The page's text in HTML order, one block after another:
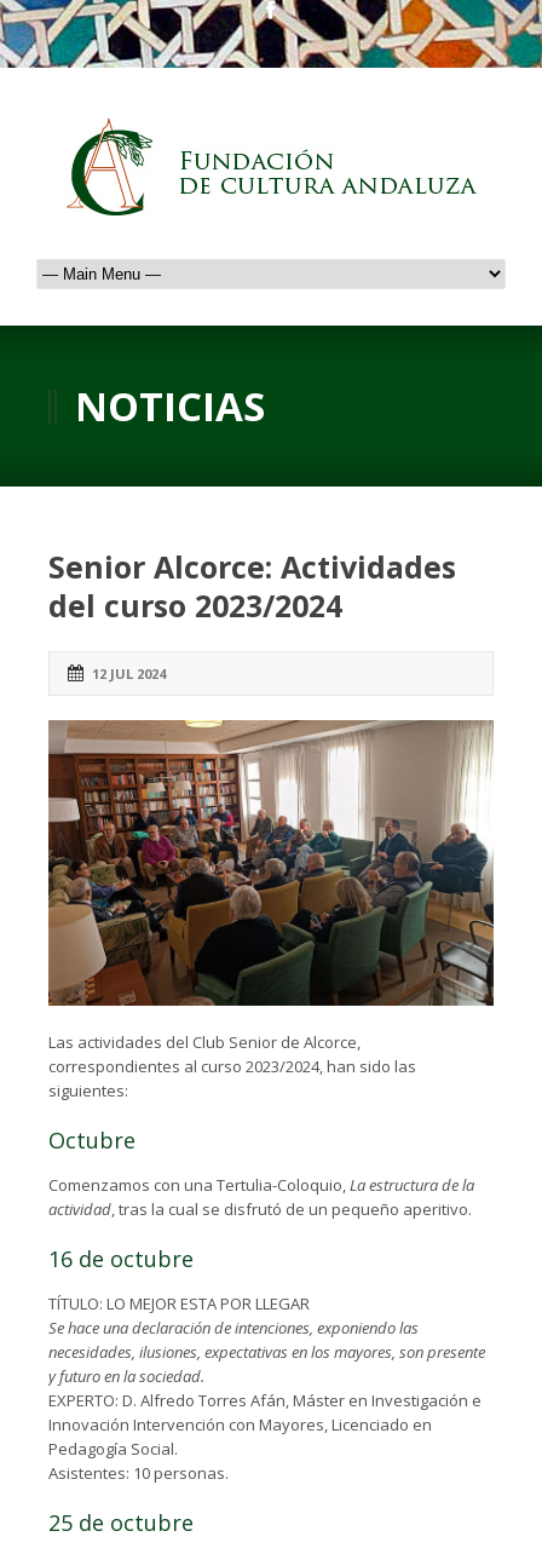
NOTICIAS
Senior Alcorce: Actividades
del curso 2023/2024
12 JUL 2024
Las actividades del Club Senior de Alcorce,
correspondientes al curso 2023/2024, han sido las
siguientes:
Octubre
Comenzamos con una Tertulia-Coloquio,La estructura de la
actividad, tras la cual se disfrutó de un pequeño aperitivo.
16 de octubre
TÍTULO: LO MEJOR ESTA POR LLEGAR
Se hace una declaración de intenciones, exponiendo las
necesidades, ilusiones, expectativas en los mayores, son presente
y futuro en la sociedad.
EXPERTO: D. Alfredo Torres Afán, Máster en Investigación e
Innovación Intervención con Mayores, Licenciado en
Pedagogía Social.
Asistentes: 10 personas.
25 de octubre